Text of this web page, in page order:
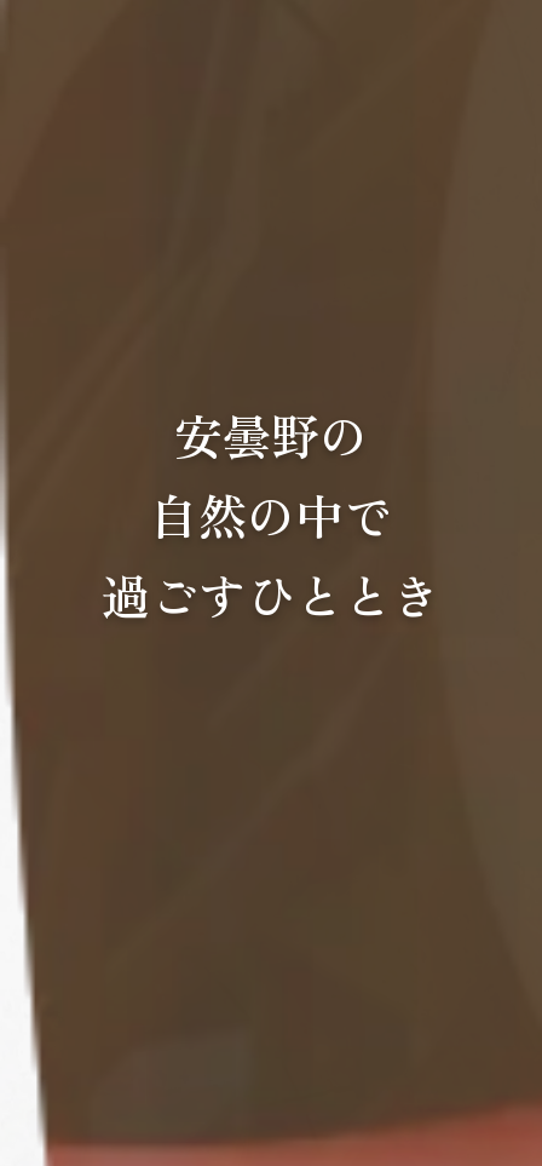
安曇野の
自然の中で
過ごすひととき